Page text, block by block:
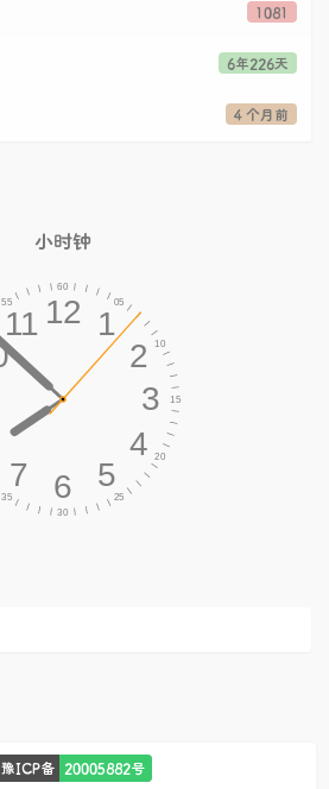
1081
6年226天
4 个月前
小时钟
豫ICP备 20005882号